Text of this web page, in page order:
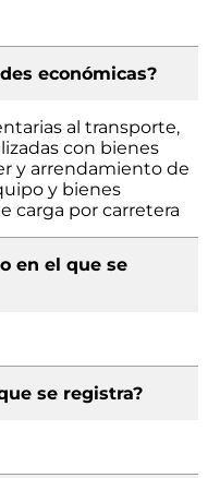
económicas?
al transporte,
con bienes
y arrendamiento de
y bienes
carga por carretera
en el que se
se registra?